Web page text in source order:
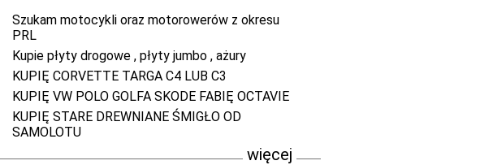
Szukam motocykli oraz motorowerów z okresu
PRL
Kupie płyty drogowe , płyty jumbo , ażury
KUPIĘ CORVETTE TARGA C4 LUB C3
KUPIĘ VW POLO GOLFA SKODE FABIĘ OCTAVIE
KUPIĘ STARE DREWNIANE ŚMIGŁO OD
SAMOLOTU
więcej